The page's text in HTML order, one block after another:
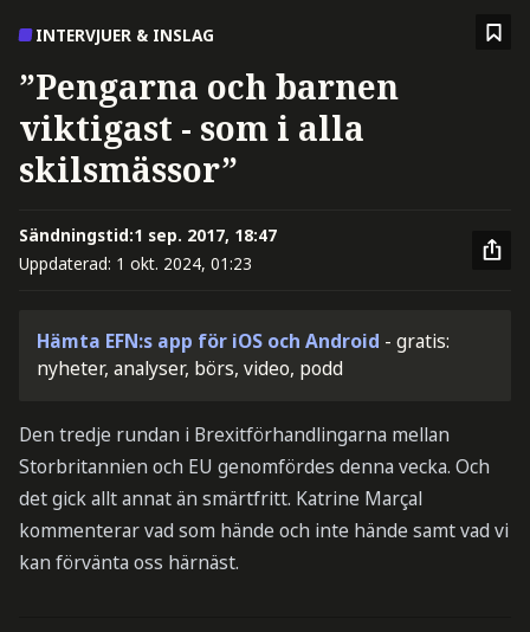
INTERVJUER & INSLAG
”Pengarna och barnen
viktigast - som i alla
skilsmässor”
Sändningstid:1 sep. 2017, 18:47
Uppdaterad: 1 okt. 2024, 01:23
Hämta EFN:s app för iOS och Android - gratis:
nyheter, analyser, börs, video, podd
Den tredje rundan i Brexitförhandlingarna mellan
Storbritannien och EU genomfördes denna vecka. Och
det gick allt annat än smärtfritt. Katrine Marçal
kommenterar vad som hände och inte hände samt vad vi
kan förvänta oss härnäst.